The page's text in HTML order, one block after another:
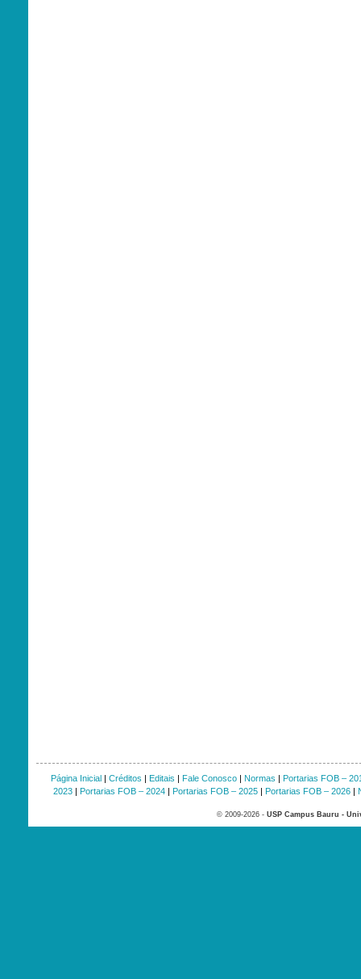
Página Inicial| Créditos | Editais | Fale Conosco| Normas | Portarias FOB –
2023| Portarias FOB – 2024| Portarias FOB – 2025| Portarias FOB – 2026|
© 2009-2026 - USP Campus Bauru -